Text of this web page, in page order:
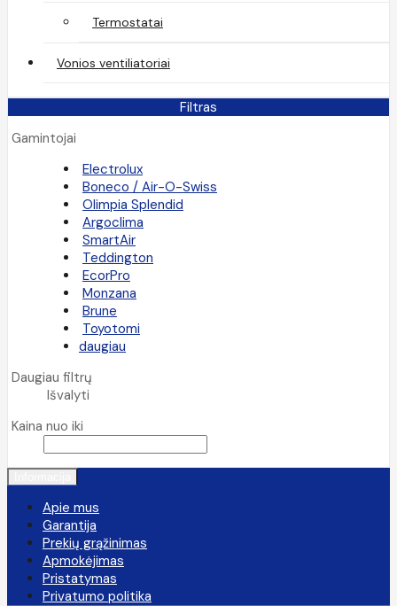
Termostatai
Vonios ventiliatoriai
Filtras
Gamintojai
Electrolux
Boneco / Air-O-Swiss
Olimpia Splendid
Argoclima
SmartAir
Teddington
EcorPro
Monzana
Brune
Toyotomi
daugiau
Daugiau filtrų
Išvalyti
Kaina nuo iki
Apie mus
Garantija
Prekių grąžinimas
Apmokėjimas
Pristatymas
Privatumo politika